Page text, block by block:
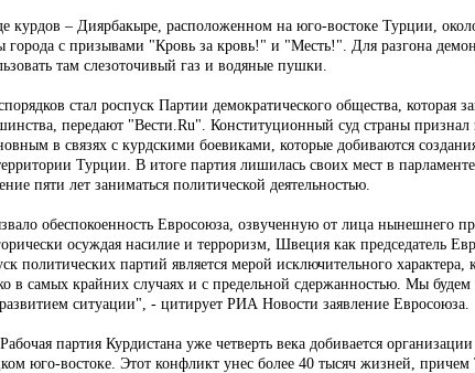
курдов – Диярбакыре, расположенном на юго-востоке Турции,
с призывами "Кровь за кровь!" и "Месть!". Для разгона
там слезоточивый газ и водяные пушки.
стал роспуск Партии демократического общества, которая
передают "Вести.Ru". Конституционный суд страны признал
в связях с курдскими боевиками, которые добиваются
Турции. В итоге партия лишилась своих мест в
пяти лет заниматься политической деятельностью.
обеспокоенность Евросоюза, озвученную от лица нынешнего
осуждая насилие и терроризм, Швеция как председатель
политических партий является мерой исключительного характера,
в самых крайних случаях и с предельной сдержанностью. Мы будем
ситуации", - цитирует РИА Новости заявление Евросоюза.
партия Курдистана уже четверть века добивается
юго-востоке. Этот конфликт унес более 40 тысяч жизней, причем